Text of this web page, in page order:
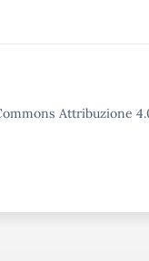
Attribuzione